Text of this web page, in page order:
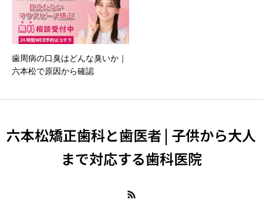
歯周病の口臭はどんな臭いか｜
六本松で原因から確認
六本松矯正歯科と歯医者 | 子供から大人
まで対応する歯科医院